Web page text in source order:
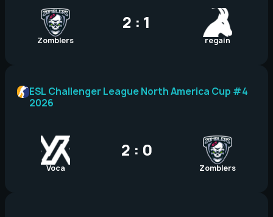
Zomblers
2 : 1
regain
Voca
2 : 0
Zomblers
ESL Challenger League North America Cup #4
2026